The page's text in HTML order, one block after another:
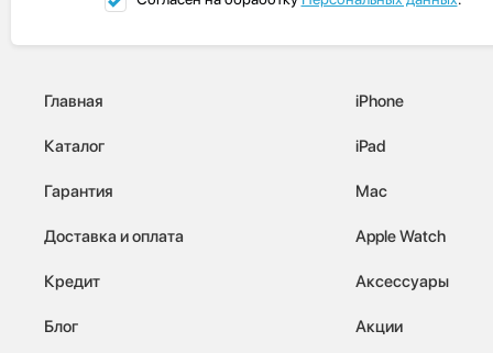
Главная
Каталог
Гарантия
Доставка и оплата
Кредит
Блог
iPhone
iPad
Mac
Apple Watch
Аксессуары
Акции